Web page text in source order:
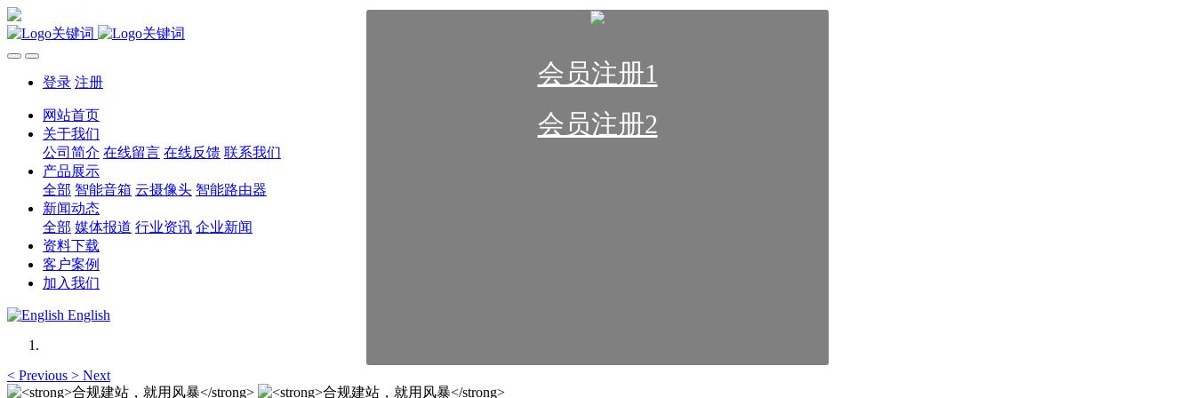
会员注册1
会员注册2
登录 注册
网站首页
关于我们
公司简介 在线留言 在线反馈 联系我们
产品展示
全部 智能音箱 云摄像头 智能路由器
新闻动态
全部 媒体报道 行业资讯 企业新闻
资料下载
客户案例
加入我们
English
< Previous > Next